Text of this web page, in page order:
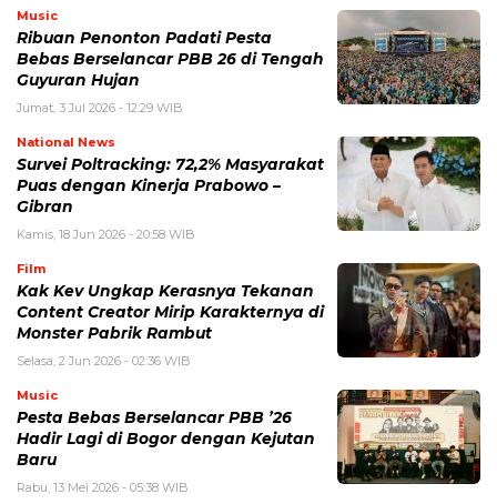
Music
Ribuan Penonton Padati Pesta
Bebas Berselancar PBB 26 di Tengah
Guyuran Hujan
Jumat, 3 Jul 2026 - 12:29 WIB
National News
Survei Poltracking: 72,2% Masyarakat
Puas dengan Kinerja Prabowo –
Gibran
Kamis, 18 Jun 2026 - 20:58 WIB
Film
Kak Kev Ungkap Kerasnya Tekanan
Content Creator Mirip Karakternya di
Monster Pabrik Rambut
Selasa, 2 Jun 2026 - 02:36 WIB
Music
Pesta Bebas Berselancar PBB ’26
Hadir Lagi di Bogor dengan Kejutan
Baru
Rabu, 13 Mei 2026 - 05:38 WIB